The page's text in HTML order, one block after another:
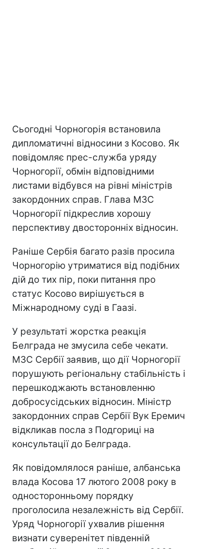
Сьогодні Чорногорія встановила
дипломатичні відносини з Косово. Як
повідомляє прес-служба уряду
Чорногорії, обмін відповідними
листами відбувся на рівні міністрів
закордонних справ. Глава МЗС
Чорногорії підкреслив хорошу
перспективу двосторонніх відносин.
Раніше Сербія багато разів просила
Чорногорію утриматися від подібних
дій до тих пір, поки питання про
статус Косово вирішується в
Міжнародному суді в Гаазі.
У результаті жорстка реакція
Белграда не змусила себе чекати.
МЗС Сербії заявив, що дії Чорногорії
порушують регіональну стабільність і
перешкоджають встановленню
добросусідських відносин. Міністр
закордонних справ Сербії Вук Еремич
відкликав посла з Подгориці на
консультації до Белграда.
Як повідомлялося раніше, албанська
влада Косова 17 лютого 2008 року в
односторонньому порядку
проголосила незалежність від Сербії.
Уряд Чорногорії ухвалив рішення
визнати суверенітет південній